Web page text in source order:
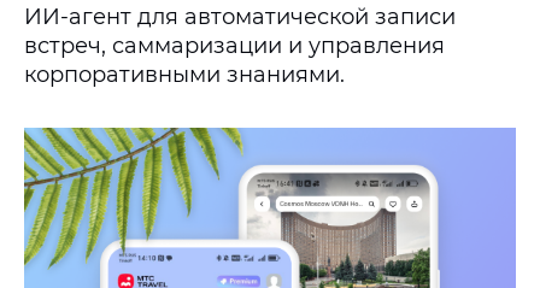
ИИ-агент для автоматической записи
встреч, саммаризации и управления
корпоративными знаниями.